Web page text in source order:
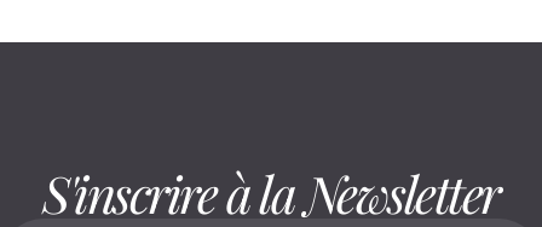
S'inscrire à la Newsletter